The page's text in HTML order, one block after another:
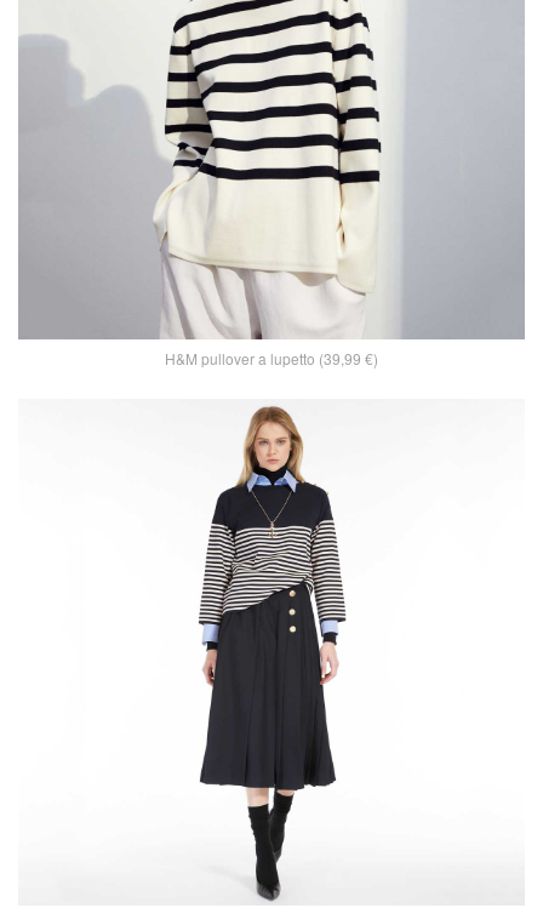
H&M pullover a lupetto (39,99 €)